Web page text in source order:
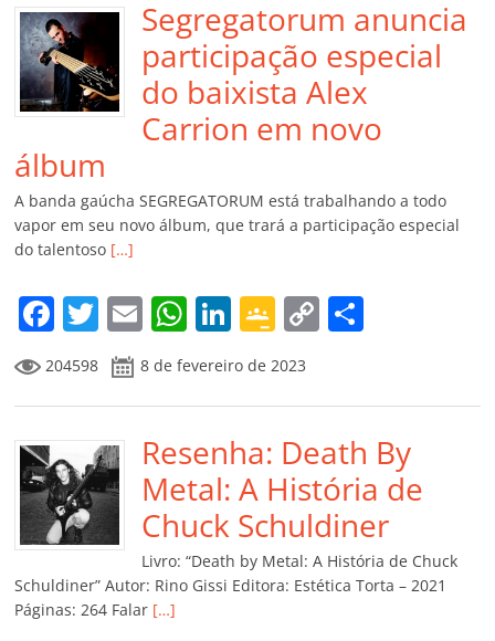
Segregatorum anuncia
participação especial
do baixista Alex
Carrion em novo
álbum
A banda gaúcha SEGREGATORUM está trabalhando a todo
vapor em seu novo álbum, que trará a participação especial
do talentoso […]
F
a
c
e
b
o
o
k
T
w
itt
er
E
m
ai
l
W
at
s
A
p
p
Li
k
e
dI
n
G
o
o
gl
e
Cl
a
ss
ro
C
y
Li
n
k
p
ar
til
h
ar
204598 8 de fevereiro de 2023
Resenha: Death By
Metal: A História de
Chuck Schuldiner
Livro: “Death by Metal: A História de Chuck
Schuldiner” Autor: Rino Gissi Editora: Estética Torta – 2021
Páginas: 264 Falar […]